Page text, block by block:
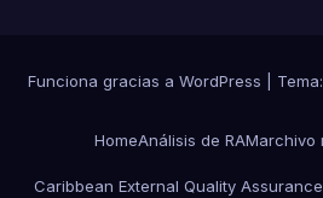
Funciona gracias a WordPress Tema:
HomeAnálisis de RAMarchivo
Caribbean External Quality